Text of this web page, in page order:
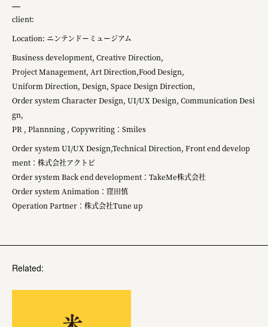
client:
Location: ニンテンドーミュージアム
Business development, Creative Direction,
Project Management, Art Direction,Food Design,
Uniform Direction, Design, Space Design Direction,
Order system Character Design, UI/UX Design, Communication Desi
gn,
PR , Plannning , Copywriting：Smiles
Order system UI/UX Design,Technical Direction, Front end develop
ment：株式会社アクトビ
Order system Back end development：TakeMe株式会社
Order system Animation：窪田慎
Operation Partner：株式会社Tune up
Related: